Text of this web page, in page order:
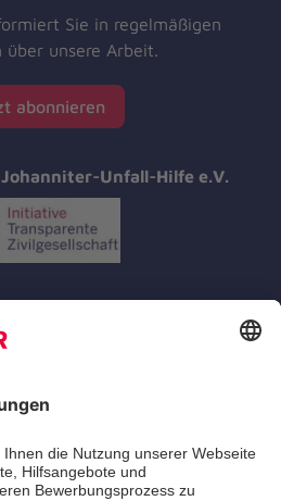
Sie in regelmäßigen
über unsere Arbeit.
abonnieren
Unfall-Hilfe e.V.
Hilfe-Kurse
Jobs